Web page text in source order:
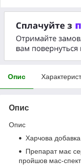
Опис
Опис
Опис
Харчова добавка
Препарат має
пройшов мас-